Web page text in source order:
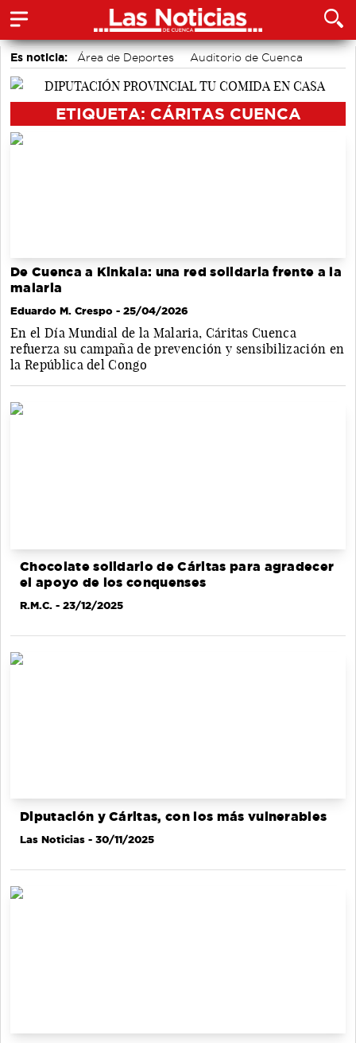
Es noticia: Área de Deportes
Auditorio de Cuenca
Bádminton
Actividades culturales en Cuenca
ETIQUETA: CÁRITAS CUENCA
De Cuenca a Kinkala: una red solidaria frente a la
malaria
Eduardo M. Crespo - 25/04/2026
En el Día Mundial de la Malaria, Cáritas Cuenca
refuerza su campaña de prevención y sensibilización en
la República del Congo
Chocolate solidario de Cáritas para agradecer
el apoyo de los conquenses
R.M.C. - 23/12/2025
Diputación y Cáritas, con los más vulnerables
Las Noticias - 30/11/2025